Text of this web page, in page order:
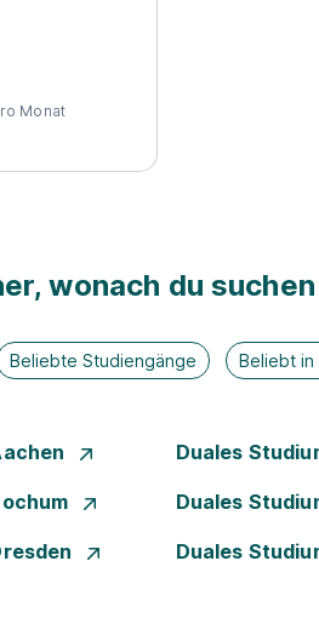
Monat
wonach du
Beliebte Studiengänge Beliebt in
Duales
Duales
Duales